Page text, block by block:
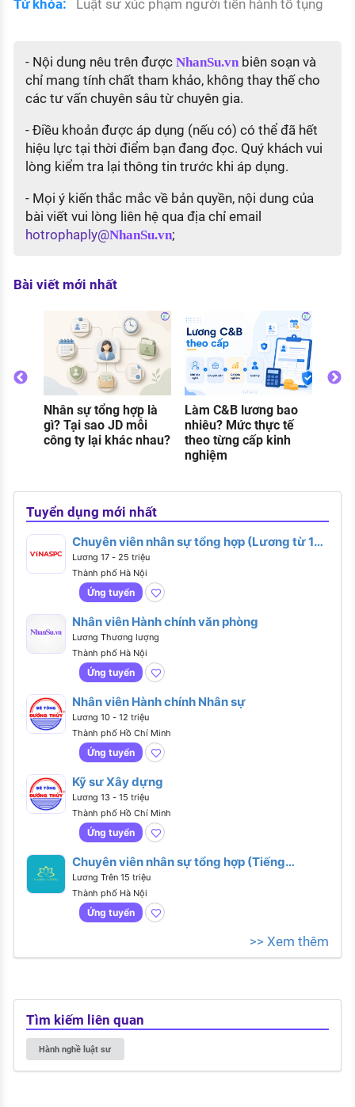
Từ khóa: Luật sư xúc phạm người tiến hành tố tụng
- Nội dung nêu trên được NhanSu.vnbiên soạn và
chỉ mang tính chất tham khảo, không thay thế cho
các tư vấn chuyên sâu từ chuyên gia.
- Điều khoản được áp dụng (nếu có) có thể đã hết
hiệu lực tại thời điểm bạn đang đọc. Quý khách vui
lòng kiểm tra lại thông tin trước khi áp dụng.
- Mọi ý kiến thắc mắc về bản quyền, nội dung của
bài viết vui lòng liên hệ qua địa chỉ email
hotrophaply@NhanSu.vn;
Bài viết mới nhất
Nhân sự tổng hợp là
gì? Tại sao JD mỗi
công ty lại khác nhau?
Làm C&B lương bao
nhiêu? Mức thực tế
theo từng cấp kinh
nghiệm
khi
Tuyển dụng mới nhất
Chuyên viên nhân sự tổng hợp (Lương từ 17 -
25 triệu)
Lương 17 - 25 triệu
Thành phố Hà Nội
Ứng tuyển
Nhân viên Hành chính văn phòng
Lương Thương lượng
Thành phố Hà Nội
Ứng tuyển
Nhân viên Hành chính Nhân sự
Lương 10 - 12 triệu
Thành phố Hồ Chí Minh
Ứng tuyển
Kỹ sư Xây dựng
Lương 13 - 15 triệu
Thành phố Hồ Chí Minh
Ứng tuyển
Chuyên viên nhân sự tổng hợp (Tiếng
Anh giao tiếp)
Lương Trên 15 triệu
Thành phố Hà Nội
Ứng tuyển
>> Xem thêm
Tìm kiếm liên quan
Hành nghề luật sư